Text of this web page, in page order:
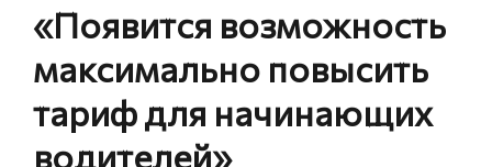
«Появится возможность
максимально повысить
тариф для начинающих
водителей»